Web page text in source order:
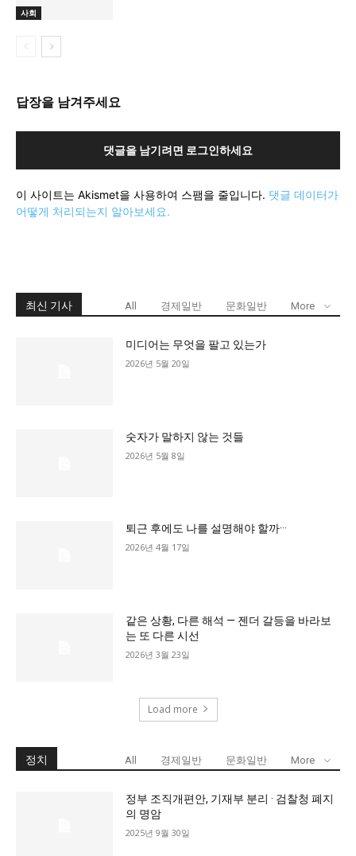
사회
답장을 남겨주세요
댓글을 남기려면 로그인하세요
이 사이트는 Akismet을 사용하여 스팸을 줄입니다. 댓글 데이터가
어떻게 처리되는지 알아보세요.
최신 기사 All 경제일반 문화일반 More
미디어는 무엇을 팔고 있는가
2026년 5월 20일
숫자가 말하지 않는 것들
2026년 5월 8일
퇴근 후에도 나를 설명해야 할까···
2026년 4월 17일
같은 상황, 다른 해석 — 젠더 갈등을 바라보
는 또 다른 시선
2026년 3월 23일
Load more
정치 All 경제일반 문화일반 More
정부 조직개편안, 기재부 분리 · 검찰청 폐지
의 명암
2025년 9월 30일